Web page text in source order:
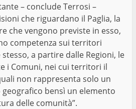
– conclude Terrosi –
che riguardano il Paglia, la
che vengono previste in esso,
competenza sui territori
a partire dalle Regioni, le
i Comuni, nei cui territori il
non rappresenta solo un
bensì un elemento
delle comunità”.